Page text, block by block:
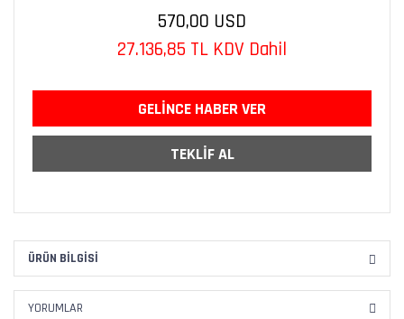
570,00 USD
27.136,85 TL KDV Dahil
GELİNCE HABER VER
TEKLİF AL
ÜRÜN BILGISI
YORUMLAR